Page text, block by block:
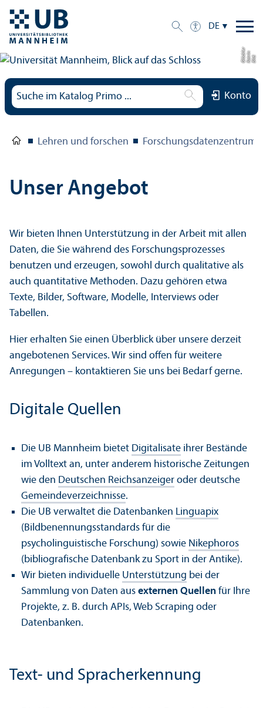
DE
Bil
d:
K
a
t
ri
nGl
ü
c
kle
r
Konto
Lehren und forschen Forschungs­datenzentrum
Unser Angebot
Wir bieten Ihnen Unter­stützung in der Arbeit mit allen
Daten, die Sie während des Forschungs­prozesses
benutzen und erzeugen, sowohl durch qualitative als
auch quanti­tative Methoden. Dazu gehören etwa
Texte, Bilder, Software, Modelle, Interviews oder
Tabellen.
Hier erhalten Sie einen Über­blick über unsere derzeit
angebotenen Services. Wir sind offen für weitere
Anregungen – kontaktieren Sie uns bei Bedarf gerne.
Digitale Quellen
Die UB Mannheim bietet Digitalisate ihrer Bestände
im Volltext an, unter anderem historische Zeitungen
wie den Deutschen Reichsanzeiger oder deutsche
Gemeindeverzeichnisse.
Die UB verwaltet die Datenbanken Linguapix
(Bildbenennungs­standards für die
psycholinguistische Forschung) sowie Nikephoros
(bibliografische Datenbank zu Sport in der Antike).
Wir bieten individuelle Unter­stützung bei der
Sammlung von Daten aus externen Quellen für Ihre
Projekte, z. B. durch APIs, Web Scraping oder
Datenbanken.
Text- und Sprach­erkennung